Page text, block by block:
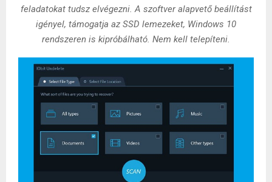
feladatokat tudsz elvégezni. A szoftver alapvető beállítást
igényel, támogatja az SSD lemezeket, Windows 10
rendszeren is kipróbálható. Nem kell telepíteni.